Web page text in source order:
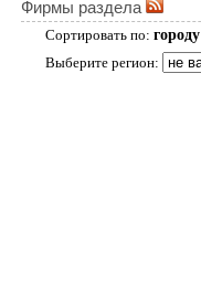
Фирмы раздела
Сортировать по: городу
Выберите регион: